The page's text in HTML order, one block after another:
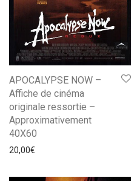
APOCALYPSE NOW –
Affiche de cinéma
originale ressortie –
Approximativement
40X60
20,00€